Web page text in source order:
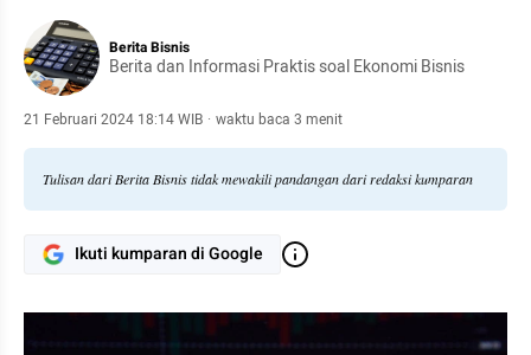
Berita Bisnis
Berita dan Informasi Praktis soal Ekonomi Bisnis
21 Februari 2024 18:14 WIB · waktu baca 3 menit
Tulisan dari Berita Bisnis tidak mewakili pandangan dari redaksi kumparan
Ikuti kumparan di Google